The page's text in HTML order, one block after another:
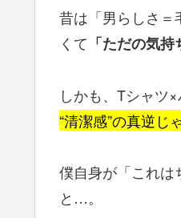
昔は「男らしさ＝
くて 「ただの気持
しかも、Tシャツ
“清潔感”の真逆じ
僕自身が「これ
と…。